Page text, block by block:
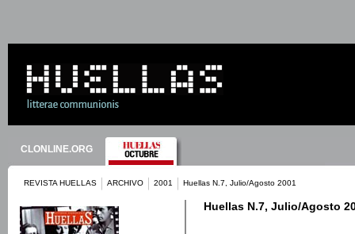
CLONLINE.ORG
REVISTA HUELLAS ARCHIVO 2001 Huellas N.7, Julio/Agosto 2001
Huellas N.7, Julio/Agosto